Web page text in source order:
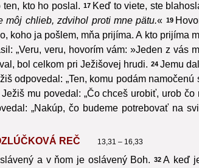
kto ho poslal. 17 Keď to viete, ste
môj chlieb, zdvihol proti mne pätu.« 19
koho ja pošlem, mňa prijíma. A kto prijíma
„Veru, veru, hovorím vám: »Jeden z vás
bol celkom pri Ježišovej hrudi. 24 Jemu
odpovedal: „Ten, komu podám
mu povedal: „Čo chceš urobiť, urob čo
„Nakúp, čo budeme potrebovať na
REČ
13,31 – 16,33
a v ňom je oslávený Boh. 32 A keď